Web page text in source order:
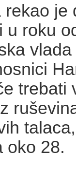
je
u roku
trebati
oko 28.